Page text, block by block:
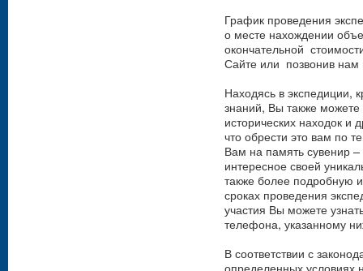
График проведения
о месте нахождении
окончательной
Сайте или позвонив
Находясь в
знаний, Вы также можете
исторических находок и
что обрести это вам по
Вам на память сувенир –
интересное своей
также более подробную
сроках проведения
участия Вы можете
телефона, указанному
В соответствии с
определенных условиях